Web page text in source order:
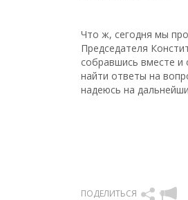
Что ж, сегодня мы
Председателя
собравшись вместе и
найти ответы на
надеюсь на
ПОДЕЛИТЬСЯ